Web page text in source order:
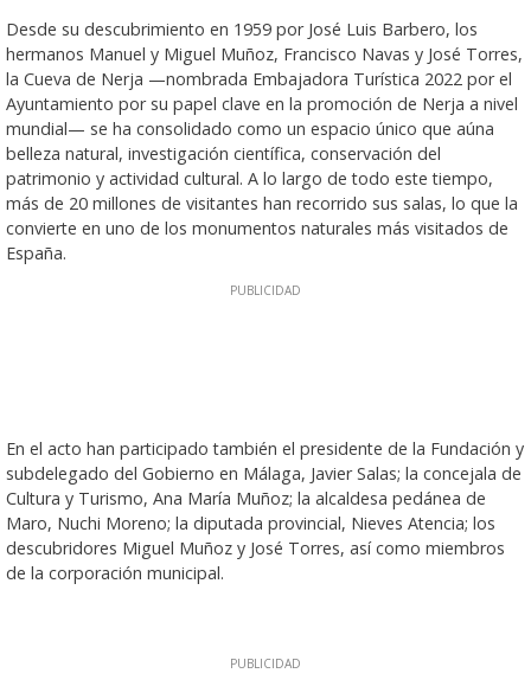
Desde su descubrimiento en 1959 por José Luis Barbero, los
hermanos Manuel y Miguel Muñoz, Francisco Navas y José Torres,
la Cueva de Nerja —nombrada Embajadora Turística 2022 por el
Ayuntamiento por su papel clave en la promoción de Nerja a nivel
mundial— se ha consolidado como un espacio único que aúna
belleza natural, investigación científica, conservación del
patrimonio y actividad cultural. A lo largo de todo este tiempo,
más de 20 millones de visitantes han recorrido sus salas, lo que la
convierte en uno de los monumentos naturales más visitados de
España.
En el acto han participado también el presidente de la Fundación y
subdelegado del Gobierno en Málaga, Javier Salas; la concejala de
Cultura y Turismo, Ana María Muñoz; la alcaldesa pedánea de
Maro, Nuchi Moreno; la diputada provincial, Nieves Atencia; los
descubridores Miguel Muñoz y José Torres, así como miembros
de la corporación municipal.